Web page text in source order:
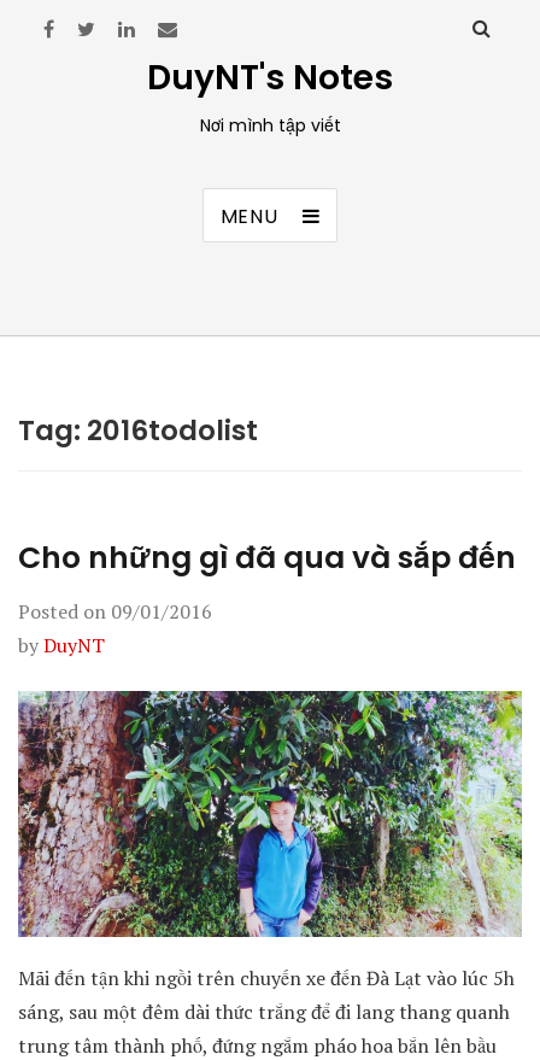
DuyNT's Notes
Nơi mình tập viết
MENU
Tag: 2016todolist
Cho những gì đã qua và sắp đến
Posted on 09/01/2016
byDuyNT
Mãi đến tận khi ngồi trên chuyến xe đến Đà Lạt vào lúc 5h
sáng, sau một đêm dài thức trắng để đi lang thang quanh
trung tâm thành phố, đứng ngắm pháo hoa bắn lên bầu